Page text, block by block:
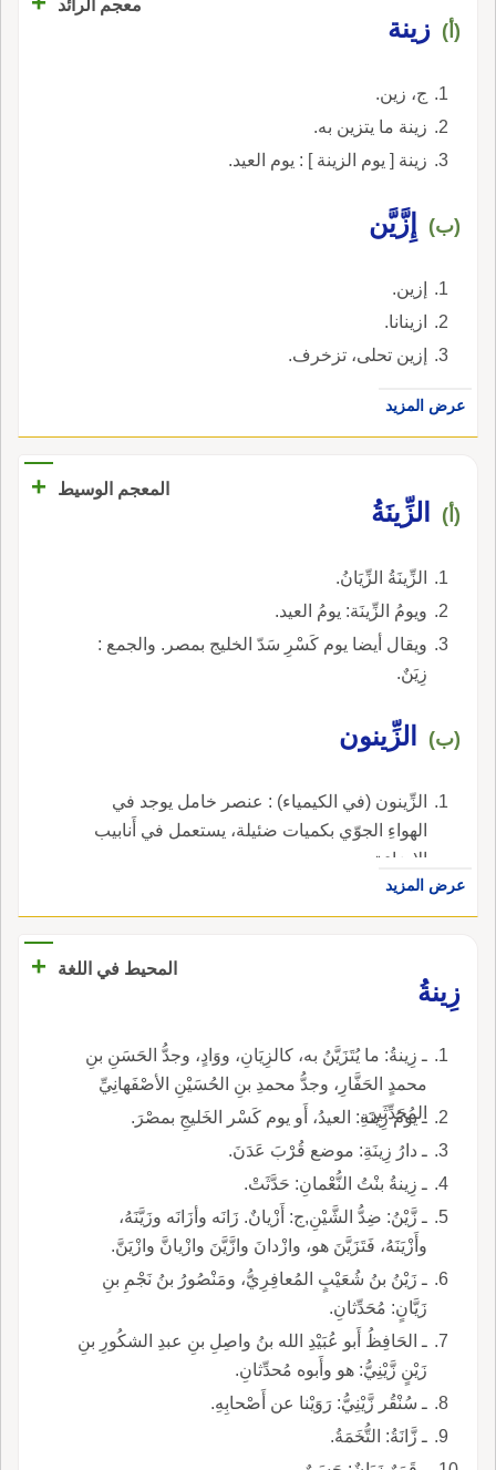
معجم الرائد
(أ) زينة
ج، زين.
زينة ما يتزين به.
زينة [ يوم الزينة ] : يوم العيد.
(ب) إِزَّيَّن
إزين.
ازينانا.
إزين تحلى، تزخرف.
عرض المزيد
المعجم الوسيط +
(أ) الزِّينَةُ
الزِّينَةُ الزِّيَانُ.
ويومُ الزِّينَة: يومُ العيد.
ويقال أيضا يوم كَسْرِ سَدّ الخليج بمصر. والجمع :
زِيَنٌ.
(ب) الزِّينون
الزِّينون (في الكيمياء) : عنصر خامل يوجد في
الهواءِ الجوّي بكميات ضئيلة، يستعمل في أَنابيب
الإِضاءة.
عرض المزيد
المحيط في اللغة
+
زِينةُ
ـ زِينةُ: ما يُتَزَيَّنُ به، كالزِيَانِ، ووَادٍ، وجدُّ الحَسَنِ بنِ
محمدٍ الحَفَّارِ، وجدُّ محمدِ بنِ الحُسَيْنِ الأصْفَهانِيِّ
المُحَدِّثَين.
ـ يومُ زِينَةِ: العيدُ، أَو يوم كَسْر الخَليجِ بمصْرَ.
ـ دارُ زِينَةِ: موضع قُرْبَ عَدَنَ.
ـ زِينةُ بنْتُ النُّعْمانِ: حَدَّثَتْ.
ـ زَّيْنُ: ضِدُّ الشَّيْنِ,ج: أَزْيانٌ. زَانَه وأزَانَه وزَيَّنَهُ،
وأَزْيَنَهُ، فَتَزَيَّنَ هو، وازْدانَ وازَّيَّنَ وازْيانَّ وازْيَنَّ.
ـ زَيْنُ بنُ شُعَيْبٍ المُعافِرِيُّ، ومَنْصُورُ بنُ نَجْمِ بنِ
زَيَّانٍ: مُحَدِّثانِ.
ـ الحَافِظُ أَبو عُبَيْدِ الله بنُ واصِلِ بنِ عبدِ الشكُورِ بنِ
زَيْنٍ زَّيْنِيُّ: هو وأَبوه مُحدِّثانِ.
ـ سُنْقُر زَّيْنِيُّ: رَوَيْنا عن أَصْحابِهِ.
ـ زَّانَةُ: التُّخَمَةُ.